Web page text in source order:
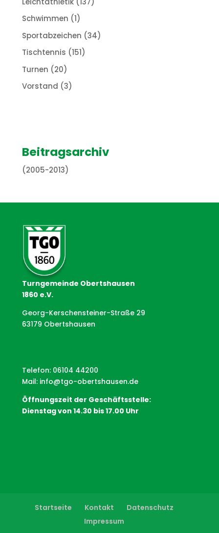
Schwimmen (1)
Sportabzeichen (34)
Tischtennis (151)
Turnen (20)
Vorstand (3)
Beitragsarchiv
(2005-2013)
Turngemeinde Obertshausen
1860 e.V.
Georg-Kerschensteiner-Straße 29
63179 Obertshausen
Telefon: 06104 44200
Mail: info@tgo-obertshausen.de
Öffnungszeit der Geschäftsstelle:
Dienstag von 14.30 bis 17.00 Uhr
Startseite Kontakt
Datenschutz
Impressum